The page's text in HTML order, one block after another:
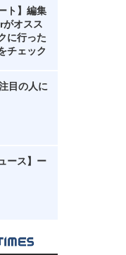
ト】編集
オスス
に行った
チェック
目の人に
ース】ー